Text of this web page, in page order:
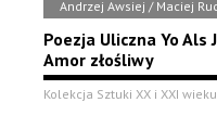
Andrzej Awsiej / Maciej
Poezja Uliczna Yo
Amor złośliwy
Kolekcja Sztuki XX i XXI wieku